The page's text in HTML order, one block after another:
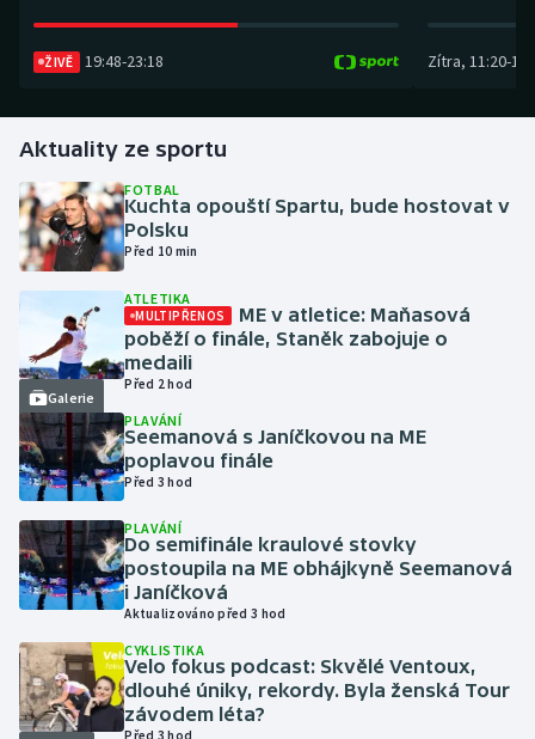
Curling
Cyklistika
Florbal
Golf
Gymnastika
Házená
Judo
Lezení
ŽIVĚ 19:48-23:18 Zítra, 11:20-
Aktuality ze sportu
FOTBAL
Kuchta opouští Spartu, bude hostovat v
Polsku
Před 10 min
Galerie
ATLETIKA
MULTIPŘENOS
ME v atletice: Maňasová
poběží o finále, Staněk zabojuje o
medaili
Před 2 hod
PLAVÁNÍ
Seemanová s Janíčkovou na ME
poplavou finále
Před 3 hod
PLAVÁNÍ
Do semifinále kraulové stovky
postoupila na ME obhájkyně Seemanová
i Janíčková
Aktualizováno před 3 hod
CYKLISTIKA
Velo fokus podcast: Skvělé Ventoux,
dlouhé úniky, rekordy. Byla ženská Tour
závodem léta?